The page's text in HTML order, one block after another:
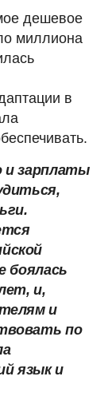
дешевое
миллиона
в
и зарплаты
боялась
и,
и
по
язык и